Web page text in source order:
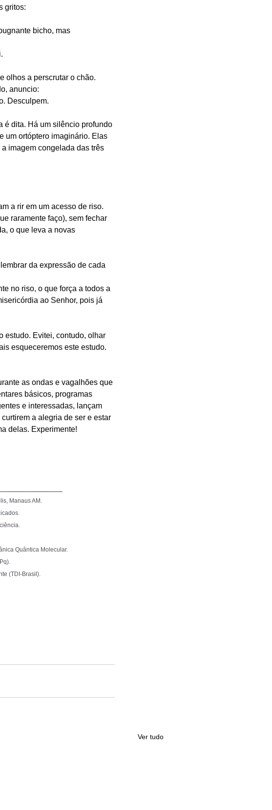
gritos:
bicho, mas
olhos a perscrutar o chão.
anuncio:
Desculpem.
é dita. Há um silêncio profundo
um ortóptero imaginário. Elas
imagem congelada das três
a rir em um acesso de riso.
raramente faço), sem fechar
o que leva a novas
da expressão de cada
no riso, o que força a todos a
ao Senhor, pois já
estudo. Evitei, contudo, olhar
esqueceremos este estudo.
as ondas e vagalhões que
básicos, programas
e interessadas, lançam
a alegria de ser e estar
delas. Experimente!
Manaus AM.
Quântica Molecular.
(TDI-Brasil).
Ver tudo